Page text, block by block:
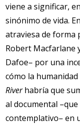
viene a significar,
sinónimo de vida.
atraviesa de forma
Robert Macfarlane
Dafoe– por una
cómo la
Riverhabría que
al documental
contemplativo– en